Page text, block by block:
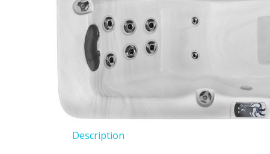
Description